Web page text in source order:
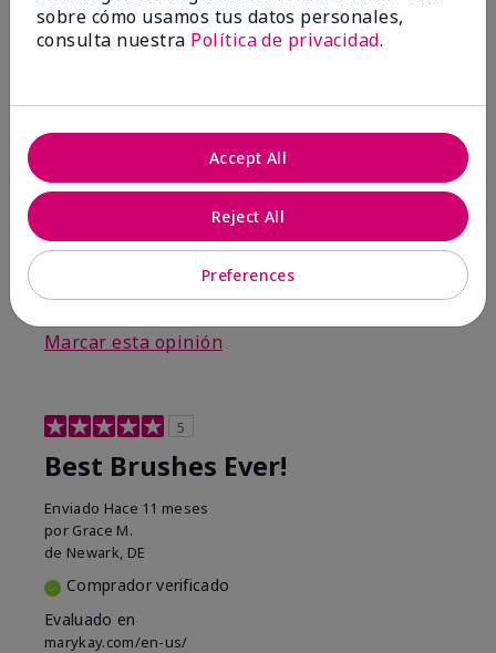
Mostrar Traducción
ConclusiónSí, recomendaría a un amigo
¿Le ha resultado útil esta
opinión?
7 0
Marcar esta opinión
5
Best Brushes Ever!
Enviado Hace 11 meses
por Grace M.
de Newark, DE
Comprador verificado
Evaluado en
marykay.com/en-us/
sobre cómo usamos tus datos personales,
consulta nuestra Política de privacidad.
Preferences
Reject All
Accept All